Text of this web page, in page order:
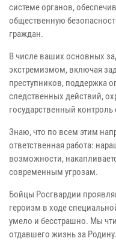
системе органов,
общественную
граждан.
В числе ваших основных
экстремизмом, включая
преступников, поддержка
следственных действий,
государственный
Знаю, что по всем этим
ответственная работа:
возможности,
современным угрозам.
Бойцы Росгвардии
героизм в ходе
умело и бесстрашно. Мы
отдавшего жизнь за Родину.